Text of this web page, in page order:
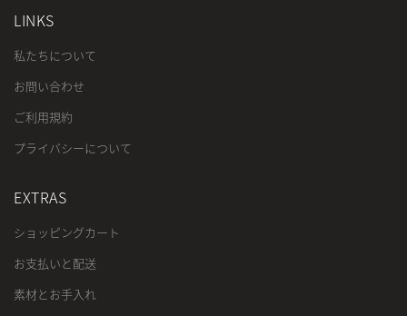
LINKS
私たちについて
お問い合わせ
ご利用規約
プライバシーについて
EXTRAS
ショッピングカート
お支払いと配送
素材とお手入れ